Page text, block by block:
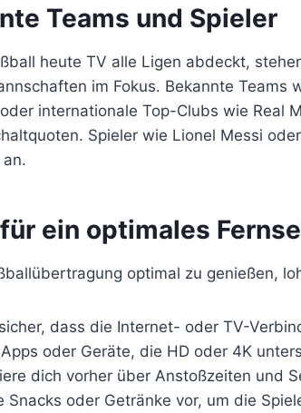
Teams und Spieler
heute TV alle Ligen abdeckt,
im Fokus. Bekannte Teams
internationale Top-Clubs wie Real
Spieler wie Lionel Messi
ein optimales
optimal zu genießen,
dass die Internet- oder TV-
oder Geräte, die HD oder 4K
dich vorher über Anstoßzeiten und
Snacks oder Getränke vor, um die